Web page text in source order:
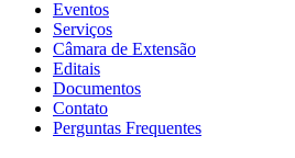
Eventos
Serviços
Câmara de Extensão
Editais
Documentos
Contato
Perguntas Frequentes